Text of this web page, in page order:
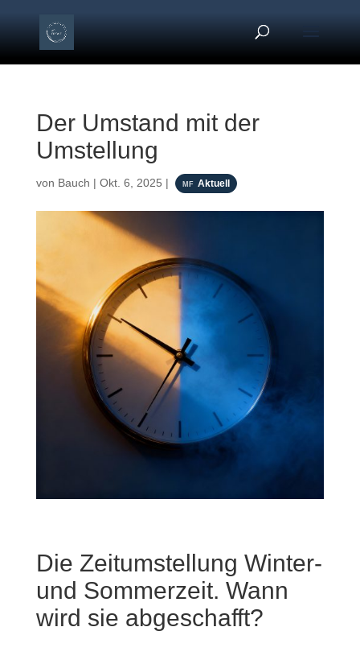
Der Umstand mit der
Umstellung
von Bauch | Okt. 6, 2025 | Aktuell
Die Zeitumstellung Winter-
und Sommerzeit. Wann
wird sie abgeschafft?